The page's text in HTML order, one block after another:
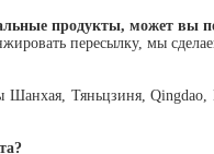
продукты, может вы
пересылку, мы
Тяньцзиня,